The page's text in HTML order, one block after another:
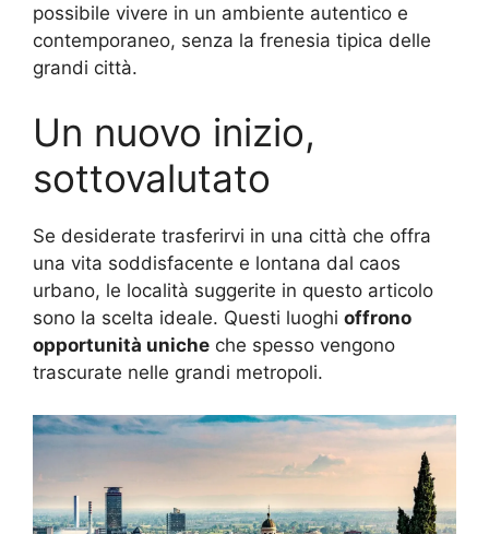
possibile vivere in un ambiente autentico e
contemporaneo, senza la frenesia tipica delle
grandi città.
Un nuovo inizio,
sottovalutato
Se desiderate trasferirvi in una città che offra
una vita soddisfacente e lontana dal caos
urbano, le località suggerite in questo articolo
sono la scelta ideale. Questi luoghi offrono
opportunità uniche che spesso vengono
trascurate nelle grandi metropoli.